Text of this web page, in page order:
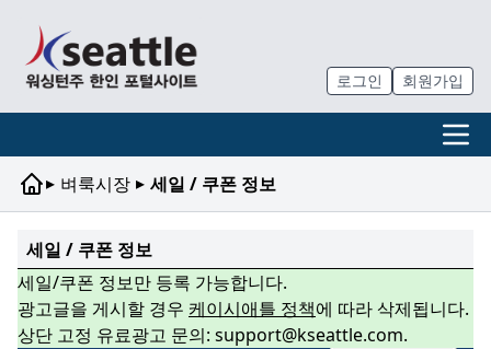
로그인 회원가입
▸ 벼룩시장 ▸ 세일 / 쿠폰 정보
세일 / 쿠폰 정보
세일/쿠폰 정보만 등록 가능합니다.
광고글을 게시할 경우 케이시애틀 정책에 따라 삭제됩니다.
상단 고정 유료광고 문의: support@kseattle.com.